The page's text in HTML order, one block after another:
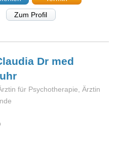
Zum Profil
Dr med
für Psychotherapie, Ärztin